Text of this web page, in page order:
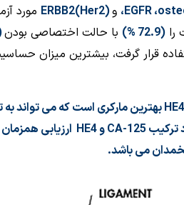
،EGFR، وERBB2(Her2) مورد
(72.9 %) با حالت اختصاصی بودن
قرار گرفت، بیشترین میزان
HE4بهترین مارکری است که می تواند
ترکیبCA-125وHE4 ارزیابی
می باشد.